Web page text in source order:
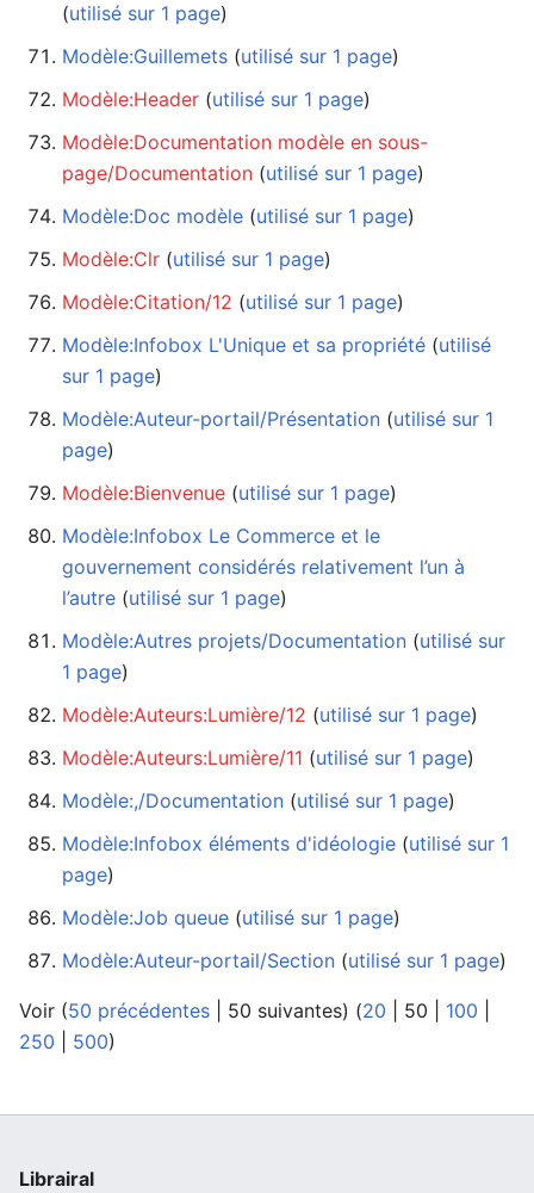
(utilisé sur 1 page)
Modèle:Guillemets ‏‎ (utilisé sur 1 page)
Modèle:Header ‏‎ (utilisé sur 1 page)
Modèle:Documentation modèle en sous-
page/Documentation ‏‎ (utilisé sur 1 page)
Modèle:Doc modèle ‏‎ (utilisé sur 1 page)
Modèle:Clr ‏‎ (utilisé sur 1 page)
Modèle:Citation/12 ‏‎ (utilisé sur 1 page)
Modèle:Infobox L'Unique et sa propriété ‏‎ (utilisé
sur 1 page)
Modèle:Auteur-portail/Présentation ‏‎ (utilisé sur 1
page)
Modèle:Bienvenue ‏‎ (utilisé sur 1 page)
Modèle:Infobox Le Commerce et le
gouvernement considérés relativement l’un à
l’autre ‏‎ (utilisé sur 1 page)
Modèle:Autres projets/Documentation ‏‎ (utilisé sur
1 page)
Modèle:Auteurs:Lumière/12 ‏‎ (utilisé sur 1 page)
Modèle:Auteurs:Lumière/11 ‏‎ (utilisé sur 1 page)
Modèle:,/Documentation ‏‎ (utilisé sur 1 page)
Modèle:Infobox éléments d'idéologie ‏‎ (utilisé sur 1
page)
Modèle:Job queue ‏‎ (utilisé sur 1 page)
Modèle:Auteur-portail/Section ‏‎ (utilisé sur 1 page)
Voir (50 précédentes 50 suivantes) (20 50 100
250
500)
Librairal